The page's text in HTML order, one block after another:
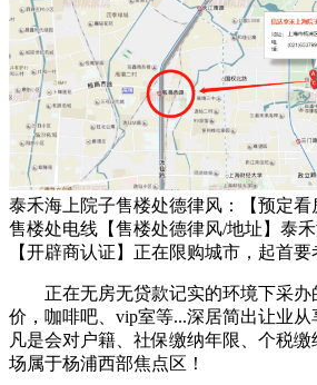
泰禾海上院子售楼处德律风：【预定
售楼处电线【售楼处德律风/地址】泰
【开辟商认证】正在限购城市，起首要
正在无房无贷款记实的环境下采办
价，咖啡吧、vip室等...深居简出让业从
凡是会对户籍、社保缴纳年限、个税
场属于杨浦西部焦点区！